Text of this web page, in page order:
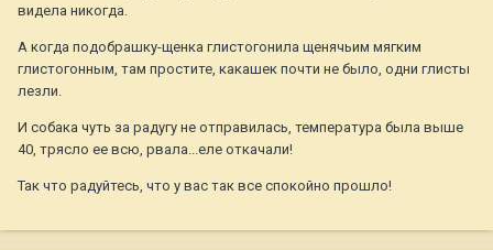
видела никогда.
А когда подобрашку-щенка глистогонила щенячьим мягким
глистогонным, там простите, какашек почти не было, одни глисты
лезли.
И собака чуть за радугу не отправилась, температура была выше
40, трясло ее всю, рвала...еле откачали!
Так что радуйтесь, что у вас так все спокойно прошло!